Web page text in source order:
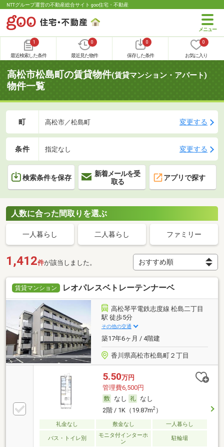
NTTグループ運営の不動産総合サイト goo住宅・不動産
1
最近検索した条件
0
最近見た物件
0
保存した条件
0
お気に入り
高松市松島町の賃貸物件(賃貸マンション・アパート)
物件一覧
町 高松市／松島町 変更する
条件 指定なし 変更する
検索条件を保存
新着メールを受
取る
アプリで探す
人数に合った間取りを選ぶ
一人暮らし 二人暮らし ファミリー
1,412件が該当しました。
賃貸マンション レオパレスベトレーテンナーベ
高松琴平電鉄志度線 松島二丁目
駅 徒歩5分
その他の交通
築17年6ヶ月 / 4階建
香川県高松市松島町２丁目
5.50万円
管理費6,500円
なし
なし
2階 / 1K（19.87m2）
礼金なし 敷金なし 一人暮らし
バス・トイレ別
モニタ付インターホ
ン
駐輪場